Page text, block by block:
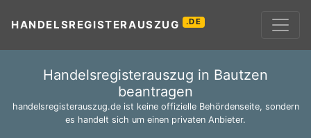
HANDELSREGISTERAUSZUG .DE
Handelsregisterauszug in Bautzen
beantragen
handelsregisterauszug.de ist keine offizielle Behördenseite, sondern
es handelt sich um einen privaten Anbieter.